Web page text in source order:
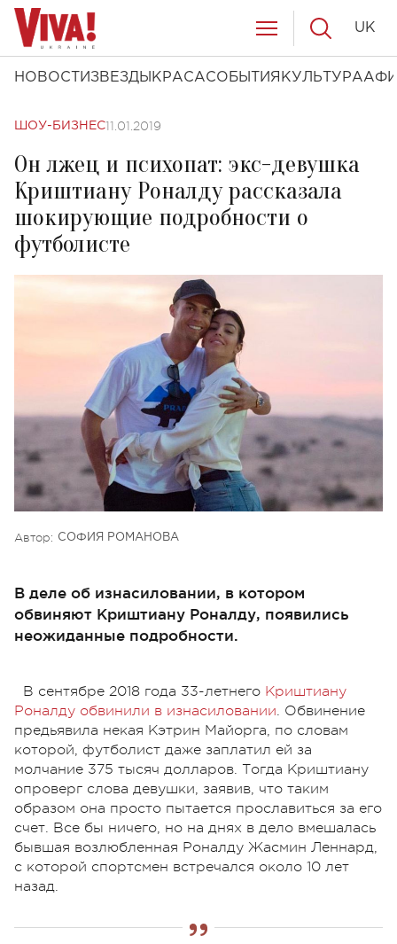
НОВОСТИ ЗВЕЗДЫ КРАСАСОБЫТИЯ КУЛЬТУРА
UK
ШОУ-БИЗНЕС11.01.2019
Он лжец и психопат: экс-девушка
Криштиану Роналду рассказала
шокирующие подробности о
футболисте
Автор: СОФИЯ РОМАНОВА
В деле об изнасиловании, в котором
обвиняют Криштиану Роналду, появились
неожиданные подробности.
В сентябре 2018 года 33-летнего Криштиану
Роналду обвинили в изнасиловании. Обвинение
предьявила некая Кэтрин Майорга, по словам
которой, футболист даже заплатил ей за
молчание 375 тысяч долларов. Тогда Криштиану
опроверг слова девушки, заявив, что таким
образом она просто пытается прославиться за его
счет. Все бы ничего, но на днях в дело вмешалась
бывшая возлюбленная Роналду Жасмин Леннард,
с которой спортсмен встречался около 10 лет
назад.